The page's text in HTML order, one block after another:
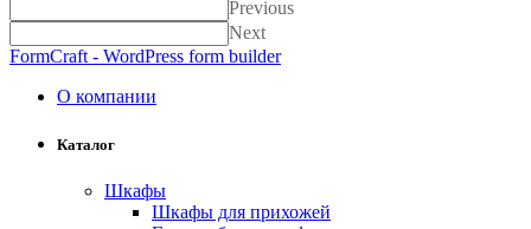
Previous
Next
FormCraft - WordPress form builder
О компании
Каталог
Шкафы
Шкафы для прихожей